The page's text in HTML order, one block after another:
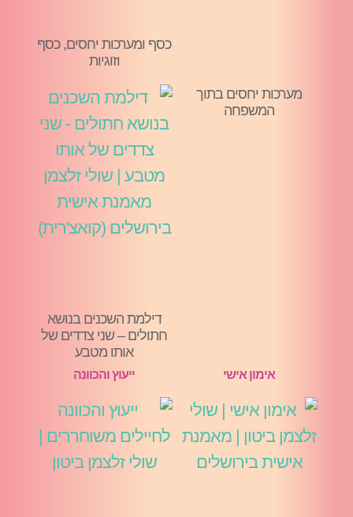
מערכות יחסים בתוך
המשפחה
כסף ומערכות יחסים, כסף
וזוגיות
דילמת השכנים בנושא
חתולים – שני צדדים של
אותו מטבע
אימון אישי ייעוץ והכוונה